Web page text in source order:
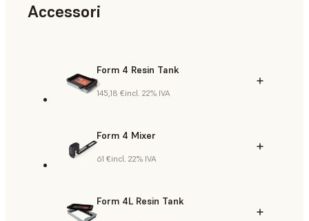
Accessori
Form 4 Resin Tank
145,18 €incl. 22% IVA
Form 4 Mixer
61 €incl. 22% IVA
Form 4L Resin Tank